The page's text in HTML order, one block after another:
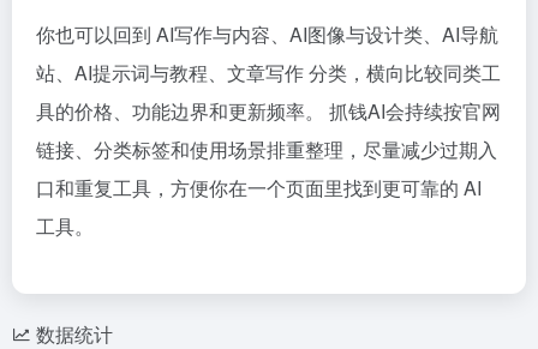
你也可以回到 AI写作与内容、AI图像与设计类、AI导航
站、AI提示词与教程、文章写作 分类，横向比较同类工
具的价格、功能边界和更新频率。 抓钱AI会持续按官网
链接、分类标签和使用场景排重整理，尽量减少过期入
口和重复工具，方便你在一个页面里找到更可靠的 AI
工具。
数据统计